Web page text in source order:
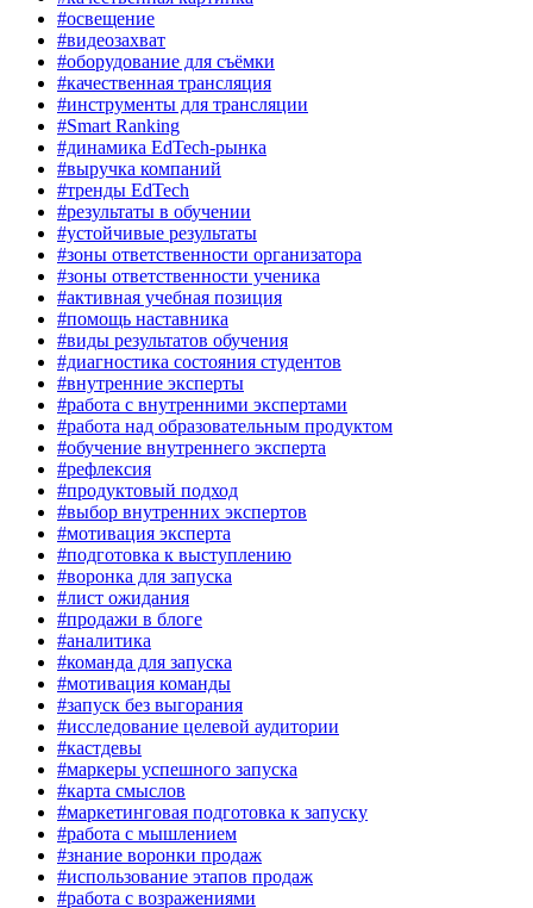
#освещение
#видеозахват
#оборудование для съёмки
#качественная трансляция
#инструменты для трансляции
#Smart Ranking
#динамика EdTech-рынка
#выручка компаний
#тренды EdTech
#результаты в обучении
#устойчивые результаты
#зоны ответственности организатора
#зоны ответственности ученика
#активная учебная позиция
#помощь наставника
#виды результатов обучения
#диагностика состояния студентов
#внутренние эксперты
#работа с внутренними экспертами
#работа над образовательным продуктом
#обучение внутреннего эксперта
#рефлексия
#продуктовый подход
#выбор внутренних экспертов
#мотивация эксперта
#подготовка к выступлению
#воронка для запуска
#лист ожидания
#продажи в блоге
#аналитика
#команда для запуска
#мотивация команды
#запуск без выгорания
#исследование целевой аудитории
#кастдевы
#маркеры успешного запуска
#карта смыслов
#маркетинговая подготовка к запуску
#работа с мышлением
#знание воронки продаж
#использование этапов продаж
#работа с возражениями